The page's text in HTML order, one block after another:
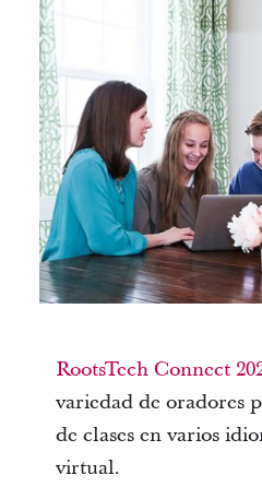
RootsTech Connect
variedad de oradores
de clases en varios
virtual.